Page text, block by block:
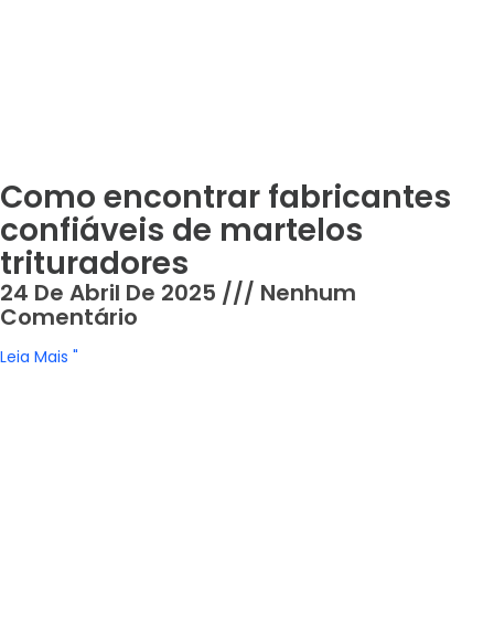
Como encontrar fabricantes
confiáveis de martelos
trituradores
24 De Abril De 2025 Nenhum
Comentário
Leia Mais "